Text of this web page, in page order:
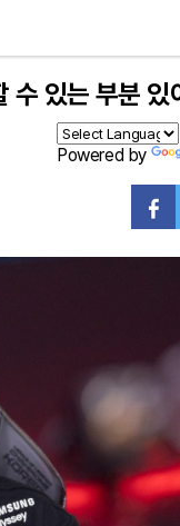
수 있는 부분 있
Powered by